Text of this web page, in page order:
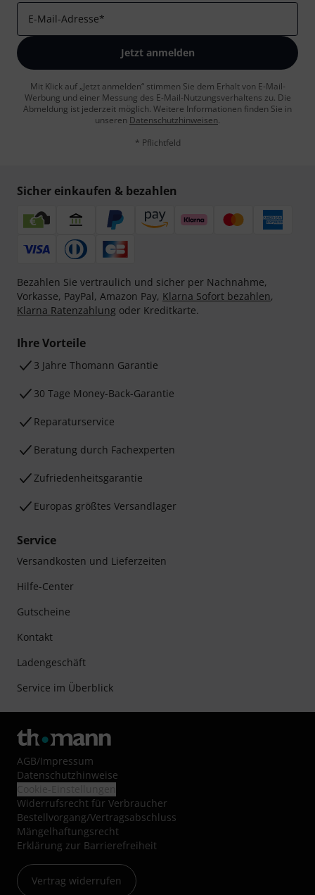
E-Mail-Adresse*
Jetzt anmelden
Mit Klick auf „Jetzt anmelden“ stimmen Sie dem Erhalt von E-Mail-
Werbung und einer Messung des E-Mail-Nutzungsverhaltens zu. Die
Abmeldung ist jederzeit möglich. Weitere Informationen finden Sie in
unseren Datenschutzhinweisen.
* Pflichtfeld
Sicher einkaufen & bezahlen
Bezahlen Sie vertraulich und sicher per Nachnahme,
Vorkasse, PayPal, Amazon Pay, Klarna Sofort bezahlen,
Klarna Ratenzahlung oder Kreditkarte.
Ihre Vorteile
3 Jahre Thomann Garantie
30 Tage Money-Back-Garantie
Reparaturservice
Beratung durch Fachexperten
Zufriedenheitsgarantie
Europas größtes Versandlager
Service
Versandkosten und Lieferzeiten
Hilfe-Center
Gutscheine
Kontakt
Ladengeschäft
Service im Überblick
AGB/Impressum
Datenschutzhinweise
Widerrufsrecht für Verbraucher
Bestellvorgang/Vertragsabschluss
Mängelhaftungsrecht
Erklärung zur Barrierefreiheit
Vertrag widerrufen